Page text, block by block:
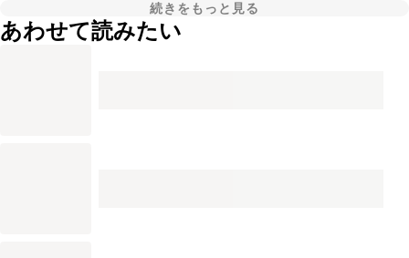
続きをもっと見る
あわせて読みたい